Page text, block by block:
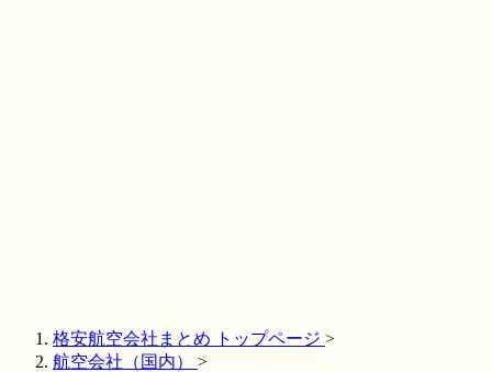
格安航空会社まとめ トップページ >
航空会社（国内）
>